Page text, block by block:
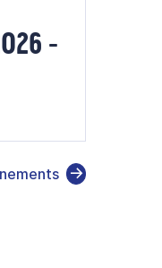
-